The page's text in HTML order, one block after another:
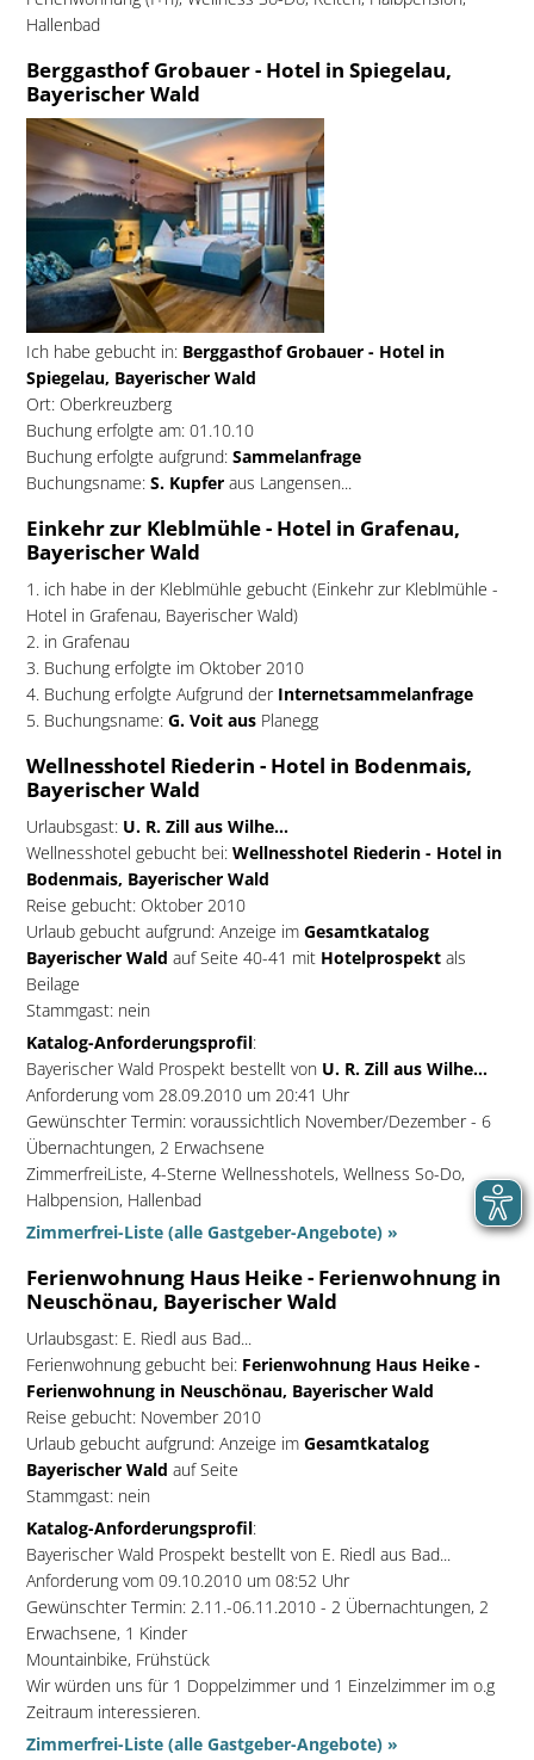
Hallenbad
Berggasthof Grobauer - Hotel in Spiegelau,
Bayerischer Wald
Ich habe gebucht in: Berggasthof Grobauer - Hotel in
Spiegelau, Bayerischer Wald
Ort: Oberkreuzberg
Buchung erfolgte am: 01.10.10
Buchung erfolgte aufgrund: Sammelanfrage
Buchungsname: S. Kupfer aus Langensen...
Einkehr zur Kleblmühle - Hotel in Grafenau,
Bayerischer Wald
1. ich habe in der Kleblmühle gebucht (Einkehr zur Kleblmühle -
Hotel in Grafenau, Bayerischer Wald)
2. in Grafenau
3. Buchung erfolgte im Oktober 2010
4. Buchung erfolgte Aufgrund der Internetsammelanfrage
5. Buchungsname: G. Voit ausPlanegg
Wellnesshotel Riederin - Hotel in Bodenmais,
Bayerischer Wald
Urlaubsgast:U. R. Zill aus Wilhe...
Wellnesshotel gebucht bei:Wellnesshotel Riederin - Hotel in
Bodenmais, Bayerischer Wald
Reise gebucht: Oktober 2010
Urlaub gebucht aufgrund: Anzeige im Gesamtkatalog
Bayerischer Wald auf Seite 40-41 mit Hotelprospekt als
Beilage
Stammgast: nein
Katalog-Anforderungsprofil:
Bayerischer Wald Prospekt bestellt von U. R. Zill aus Wilhe...
Anforderung vom 28.09.2010 um 20:41 Uhr
Gewünschter Termin: voraussichtlich November/Dezember - 6
Übernachtungen, 2 Erwachsene
ZimmerfreiListe, 4-Sterne Wellnesshotels, Wellness So-Do,
Halbpension, Hallenbad
Zimmerfrei-Liste (alle Gastgeber-Angebote) »
Ferienwohnung Haus Heike - Ferienwohnung in
Neuschönau, Bayerischer Wald
Urlaubsgast: E. Riedl aus Bad...
Ferienwohnung gebucht bei:Ferienwohnung Haus Heike -
Ferienwohnung in Neuschönau, Bayerischer Wald
Reise gebucht: November 2010
Urlaub gebucht aufgrund: Anzeige im Gesamtkatalog
Bayerischer Wald auf Seite
Stammgast: nein
Katalog-Anforderungsprofil:
Bayerischer Wald Prospekt bestellt von E. Riedl aus Bad...
Anforderung vom 09.10.2010 um 08:52 Uhr
Gewünschter Termin: 2.11.-06.11.2010 - 2 Übernachtungen, 2
Erwachsene, 1 Kinder
Mountainbike, Frühstück
Wir würden uns für 1 Doppelzimmer und 1 Einzelzimmer im o.g
Zeitraum interessieren.
Zimmerfrei-Liste (alle Gastgeber-Angebote) »